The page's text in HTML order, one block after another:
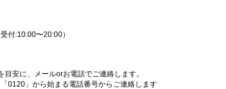
付:10:00〜20:00）
安に、メールorお電話でご連絡します。
0120」から始まる電話番号からご連絡します